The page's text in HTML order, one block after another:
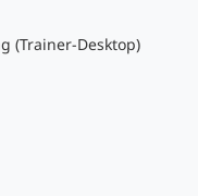
(Trainer-Desktop)